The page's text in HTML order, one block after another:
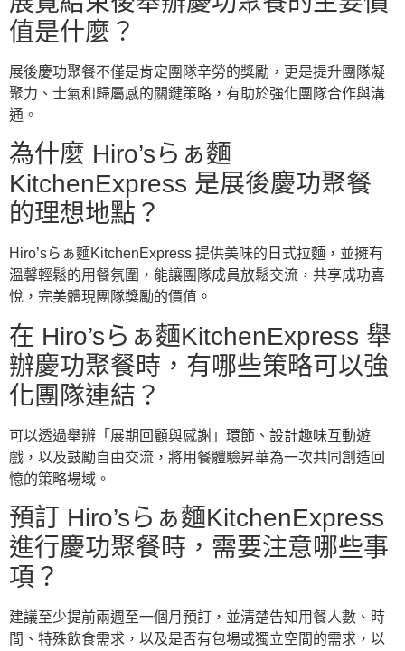
值是什麼？
展後慶功聚餐不僅是肯定團隊辛勞的獎勵，更是提升團隊凝
聚力、士氣和歸屬感的關鍵策略，有助於強化團隊合作與溝
通。
為什麼 Hiro’sらぁ麵
KitchenExpress 是展後慶功聚餐
的理想地點？
Hiro’sらぁ麵KitchenExpress 提供美味的日式拉麵，並擁有
溫馨輕鬆的用餐氛圍，能讓團隊成員放鬆交流，共享成功喜
悅，完美體現團隊獎勵的價值。
在 Hiro’sらぁ麵KitchenExpress 舉
辦慶功聚餐時，有哪些策略可以強
化團隊連結？
可以透過舉辦「展期回顧與感謝」環節、設計趣味互動遊
戲，以及鼓勵自由交流，將用餐體驗昇華為一次共同創造回
憶的策略場域。
預訂 Hiro’sらぁ麵KitchenExpress
進行慶功聚餐時，需要注意哪些事
項？
建議至少提前兩週至一個月預訂，並清楚告知用餐人數、時
間、特殊飲食需求，以及是否有包場或獨立空間的需求，以